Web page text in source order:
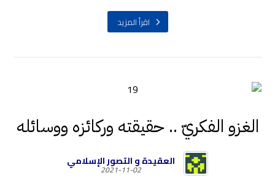
اقرأ المزيد
الغزو الفكريّ .. حقيقته وركائزه ووسائله
العقيدة و التصور الإسلامي
2021-11-02